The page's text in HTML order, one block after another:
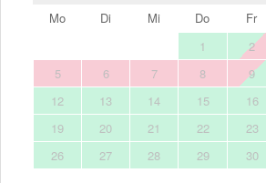
Mo
Di Mi Do Fr
1
2
5
6 7 8 9
12
13 14 15 16
19
20 21 22 23
26
27 28 29 30